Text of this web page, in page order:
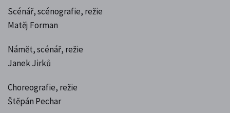
Scénář, scénografie, režie
Matěj Forman
Námět, scénář, režie
Janek Jirků
Choreografie, režie
Štěpán Pechar